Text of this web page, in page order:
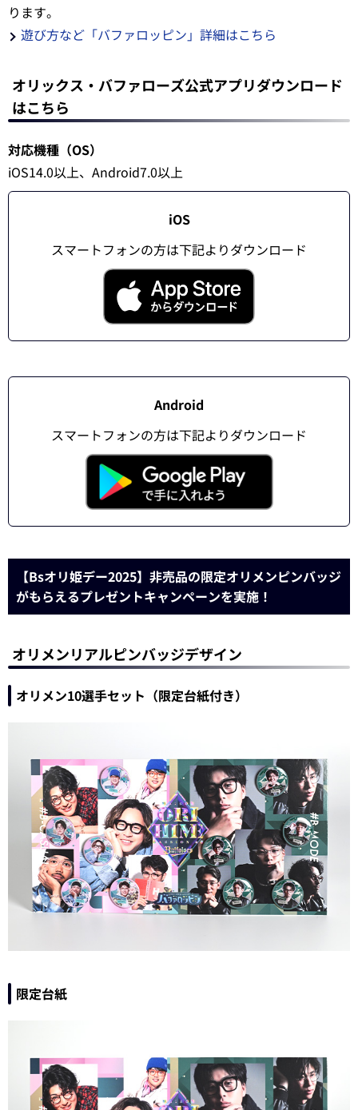
ります。
遊び方など「バファロッピン」詳細はこちら
オリックス・バファローズ公式アプリダウンロード
はこちら
対応機種（OS）
iOS14.0以上、Android7.0以上
iOS
スマートフォンの方は下記よりダウンロード
Android
スマートフォンの方は下記よりダウンロード
【Bsオリ姫デー2025】非売品の限定オリメンピンバッジ
がもらえるプレゼントキャンペーンを実施！
オリメンリアルピンバッジデザイン
オリメン10選手セット（限定台紙付き）
限定台紙